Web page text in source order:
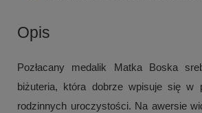
Opis
Pozłacany medalik Matka Boska
biżuteria, która dobrze wpisuje się w
rodzinnych uroczystości. Na awersie